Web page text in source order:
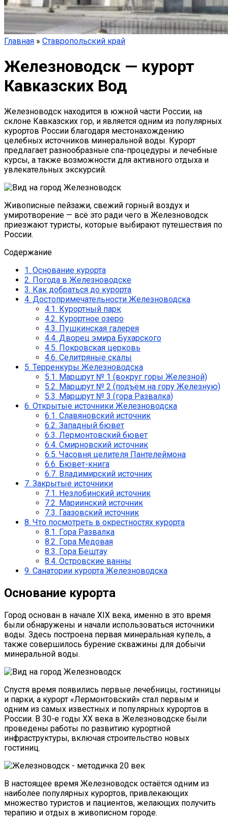
Главная » Ставропольский край
Железноводск — курорт
Кавказских Вод
Железноводск находится в южной части России, на
склоне Кавказских гор, и является одним из популярных
курортов России благодаря местонахождению
целебных источников минеральной воды. Курорт
предлагает разнообразные спа-процедуры и лечебные
курсы, а также возможности для активного отдыха и
увлекательных экскурсий.
Живописные пейзажи, свежий горный воздух и
умиротворение — всё это ради чего в Железноводск
приезжают туристы, которые выбирают путешествия по
России.
Содержание
1. Основание курорта
2. Погода в Железноводске
3. Как добраться до курорта
4. Достопримечательности Железноводска
4.1. Курортный парк
4.2. Курортное озеро
4.3. Пушкинская галерея
4.4. Дворец эмира Бухарского
4.5. Покровская церковь
4.6. Селитряные скалы
5. Терренкуры Железноводска
5.1. Маршрут № 1 (вокруг горы Железной)
5.2. Маршрут № 2 (подъём на гору Железную)
5.3. Маршрут № 3 (гора Развалка)
6. Открытые источники Железноводска
6.1. Славяновский источник
6.2. Западный бювет
6.3. Лермонтовский бювет
6.4. Смирновский источник
6.5. Часовня целителя Пантелеймона
6.6. Бювет-книга
6.7. Владимирский источник
7. Закрытые источники
7.1. Незлобинский источник
7.2. Мариинский источник
7.3. Гаазовский источник
8. Что посмотреть в окрестностях курорта
8.1. Гора Развалка
8.2. Гора Медовая
8.3. Гора Бештау
8.4. Островские ванны
9. Санатории курорта Железноводска
Основание курорта
Город основан в начале XIX века, именно в это время
были обнаружены и начали использоваться источники
воды. Здесь построена первая минеральная купель, а
также совершилось бурение скважины для добычи
минеральной воды.
Спустя время появились первые лечебницы, гостиницы
и парки, а курорт «Лермонтовский» стал первым и
одним из самых известных и популярных курортов в
России. В 30-е годы XX века в Железноводске были
проведены работы по развитию курортной
инфраструктуры, включая строительство новых
гостиниц.
В настоящее время Железноводск остаётся одним из
наиболее популярных курортов, привлекающих
множество туристов и пациентов, желающих получить
терапию и отдых в живописном городе.